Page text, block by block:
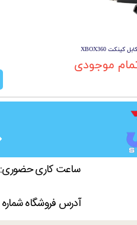
کابل کینکت XBOX360
موجودی
ساعت کاری حضوری:
آدرس فروشگاه شماره 1: